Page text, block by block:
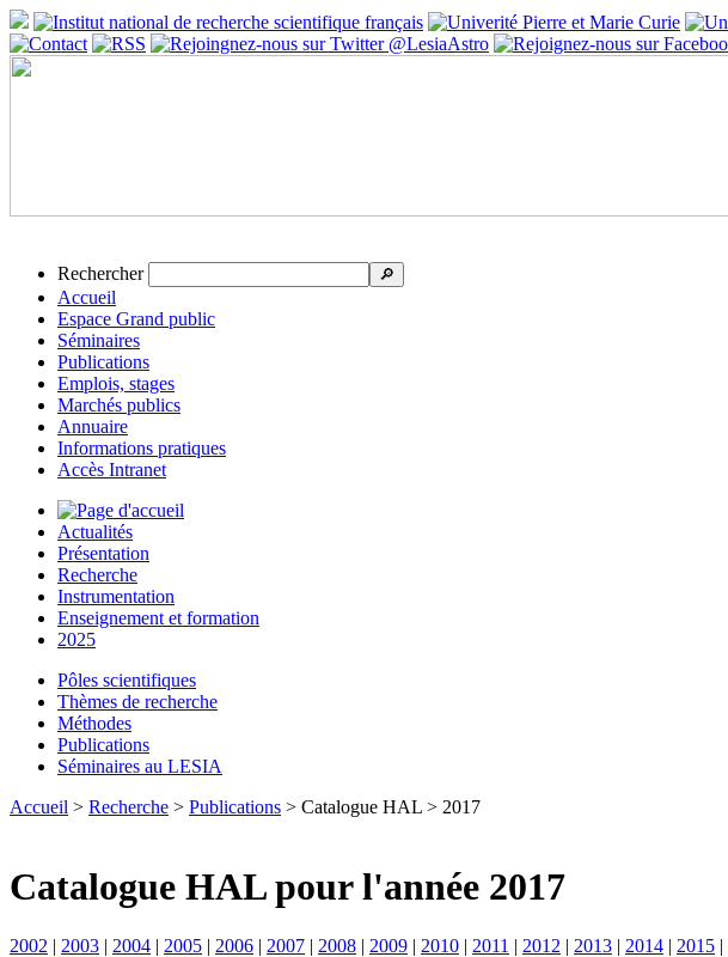
Rechercher 🔎
Accueil
Espace Grand public
Séminaires
Publications
Emplois, stages
Marchés publics
Annuaire
Informations pratiques
Accès Intranet
Actualités
Présentation
Recherche
Instrumentation
Enseignement et formation
2025
Pôles scientifiques
Thèmes de recherche
Méthodes
Publications
Séminaires au LESIA
Accueil > Recherche > Publications > Catalogue HAL > 2017
Catalogue HAL pour l'année 2017
2002 | 2003 | 2004 | 2005 | 2006 | 2007 | 2008 | 2009 | 2010 | 2011 | 2012 | 2013 | 2014 | 2015 |